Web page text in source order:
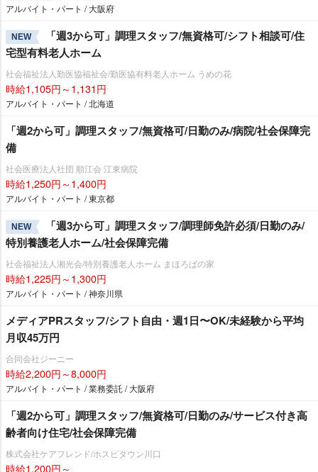
アルバイト・パート / 大阪府
NEW
「週3から可」調理スタッフ/無資格可/シフト相談可/住
宅型有料老人ホーム
社会福祉法人勤医協福祉会/勤医協有料老人ホーム うめの花
時給1,105円～1,131円
アルバイト・パート / 北海道
「週2から可」調理スタッフ/無資格可/日勤のみ/病院/社会保障完
備
社会医療法人社団 順江会 江東病院
時給1,250円～1,400円
アルバイト・パート / 東京都
NEW
「週3から可」調理スタッフ/調理師免許必須/日勤のみ/
特別養護老人ホーム/社会保障完備
社会福祉法人湘光会/特別養護老人ホーム まほろばの家
時給1,225円～1,300円
アルバイト・パート / 神奈川県
メディアPRスタッフ/シフト自由・週1日〜OK/未経験から平均
月収45万円
合同会社ジーニー
時給2,200円～8,000円
アルバイト・パート / 業務委託 / 大阪府
「週2から可」調理スタッフ/無資格可/日勤のみ/サービス付き高
齢者向け住宅/社会保障完備
株式会社ケアフレンド/ホスピタウン川口
時給1,200円～